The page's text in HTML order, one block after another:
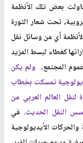
بعض تلك الأنظمة
تحت شعار الثورة
أي من وسائل نقل
كغطاء لبسط المزيد
المجتمع. ولم يكن
تمسكت بخطاب
لنقل العالم العربي من
النقل الحديث. في
الأيديولوجية